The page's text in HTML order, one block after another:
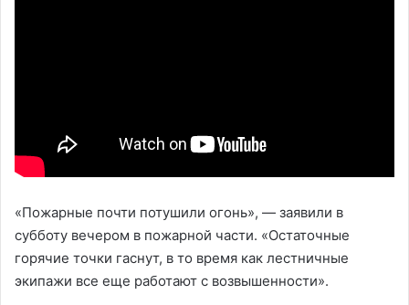
«Пожарные почти потушили огонь», — заявили в
субботу вечером в пожарной части. «Остаточные
горячие точки гаснут, в то время как лестничные
экипажи все еще работают с возвышенности».